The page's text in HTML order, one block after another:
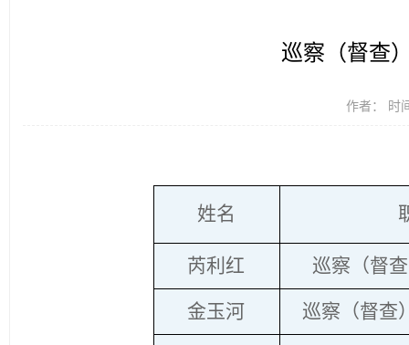
巡察（督查
作者： 时
姓名
芮利红 巡察（督
金玉河 巡察（督查